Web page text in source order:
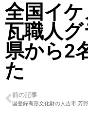
全国イケ
瓦職人
県から2
た
前の記事